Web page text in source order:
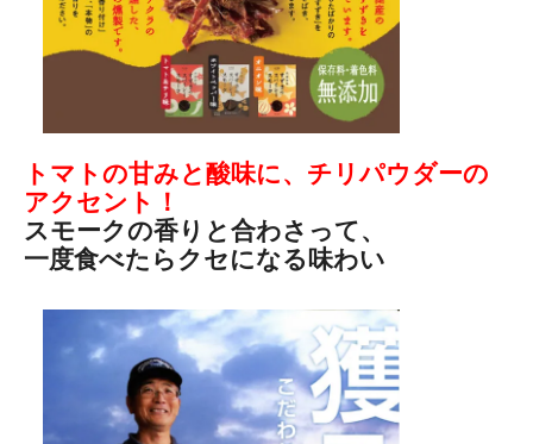
トマトの甘みと酸味に、チリパウダーの
アクセント！
スモークの香りと合わさって、
一度食べたらクセになる味わい